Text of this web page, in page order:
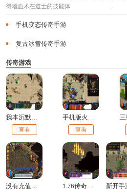
得嗜血术在道士的技能体
...
手机变态传奇手游
复古冰雪传奇手游
传奇游戏
我本沉默铜域版本传奇手游卡攻速
查看
手机版火龙版本传奇
查看
没有充值窗口的传奇手游 1.76传奇手游